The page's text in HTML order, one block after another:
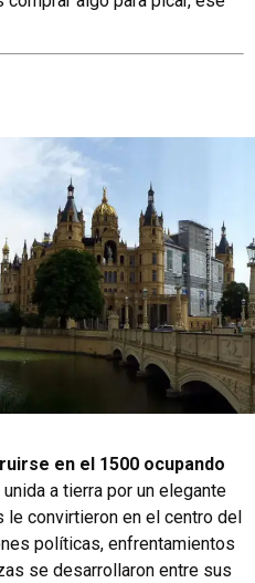
en el 1500 ocupando
unida a tierra por un elegante
convirtieron en el centro del
políticas, enfrentamientos
se desarrollaron entre sus